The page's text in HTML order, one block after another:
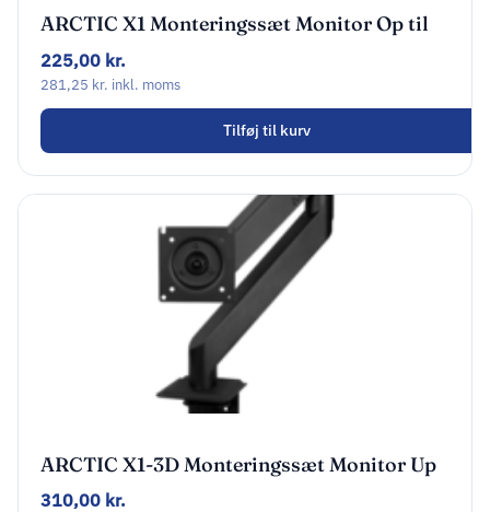
ARCTIC X1 Monteringssæt Monitor Op til
43″ / 49′ (ultra-bred)
225,00 kr.
281,25 kr. inkl. moms
Tilføj til kurv
ARCTIC X1-3D Monteringssæt Monitor Up
to 40″ (wide) / 43″ (ultra-wide)
310,00 kr.